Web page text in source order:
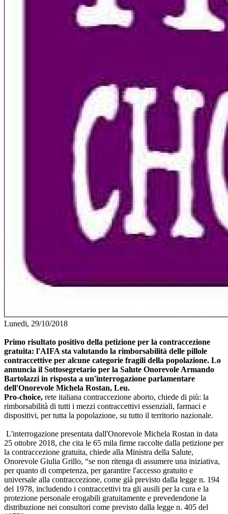
Lunedi, 29/10/2018
Primo risultato positivo della petizione per la contraccezione
gratuita: l'AIFA sta valutando la rimborsabilità delle pillole
contraccettive per alcune categorie fragili della popolazione. Lo
annuncia il Sottosegretario per la Salute Onorevole Armando
Bartolazzi in risposta a un'interrogazione parlamentare
dell'Onorevole Michela Rostan, Leu.
Pro-choice, rete italiana contraccezione aborto, chiede di più: la
rimborsabilità di tutti i mezzi contraccettivi essenziali, farmaci e
dispositivi, per tutta la popolazione, su tutto il territorio nazionale.
L'interrogazione presentata dall'Onorevole Michela Rostan in data
25 ottobre 2018, che cita le 65 mila firme raccolte dalla petizione per
la contraccezione gratuita, chiede alla Ministra della Salute,
Onorevole Giulia Grillo, “se non ritenga di assumere una iniziativa,
per quanto di competenza, per garantire l'accesso gratuito e
universale alla contraccezione, come già previsto dalla legge n. 194
del 1978, includendo i contraccettivi tra gli ausili per la cura e la
protezione personale erogabili gratuitamente e prevedendone la
distribuzione nei consultori come previsto dalla legge n. 405 del